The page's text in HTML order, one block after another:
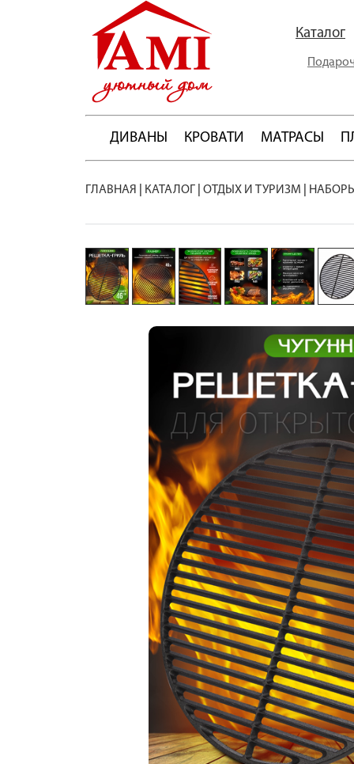
Каталог
ДИВАНЫ КРОВАТИ МАТРАСЫ
ГЛАВНАЯ КАТАЛОГ ОТДЫХ И ТУРИЗМ